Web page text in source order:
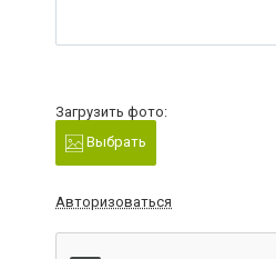
Загрузить фото:
Выбрать
Авторизоваться